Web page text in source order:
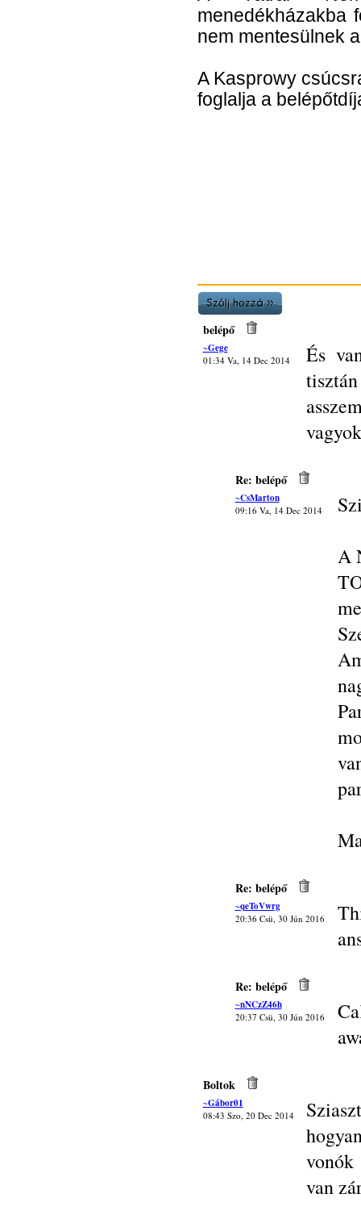
menedékházakba
nem mentesülnek
A Kasprowy
foglalja a
belépő
~Gege
01:34 Va, 14 Dec 2014
És
Re: belépő
~CsMarton
09:16 Va, 14 Dec 2014
A
Re: belépő
~qeToVwrg
20:36 Csü, 30 Jún 2016
Re: belépő
~nNCzZ46h
20:37 Csü, 30 Jún 2016
Boltok
~Gábor01
08:43 Szo, 20 Dec 2014
van